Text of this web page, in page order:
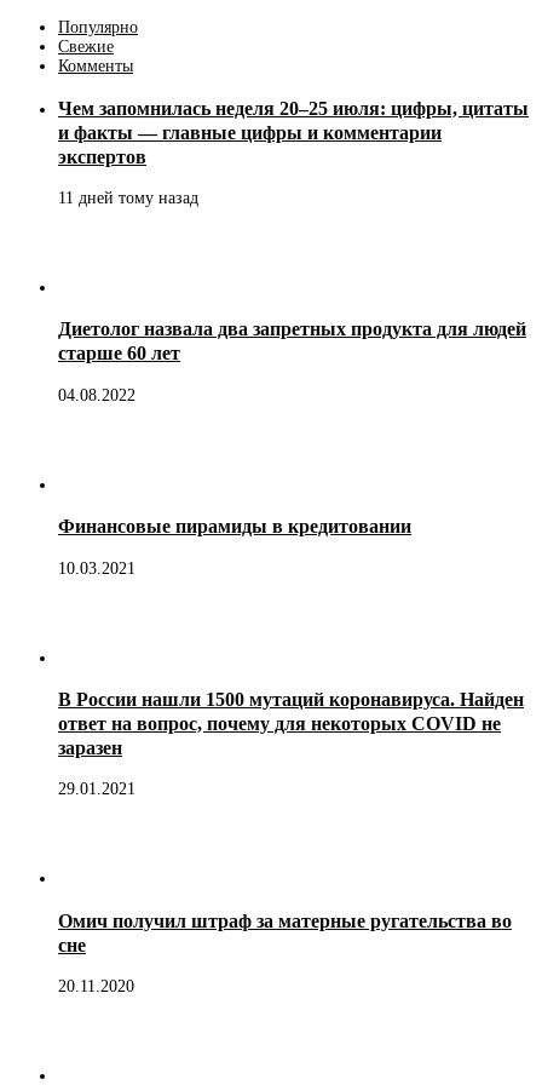
Популярно
Свежие
Комменты
Чем запомнилась неделя 20–25 июля: цифры, цитаты
и факты — главные цифры и комментарии
экспертов
11 дней тому назад
Диетолог назвала два запретных продукта для людей
старше 60 лет
04.08.2022
Финансовые пирамиды в кредитовании
10.03.2021
В России нашли 1500 мутаций коронавируса. Найден
ответ на вопрос, почему для некоторых COVID не
заразен
29.01.2021
Омич получил штраф за матерные ругательства во
сне
20.11.2020